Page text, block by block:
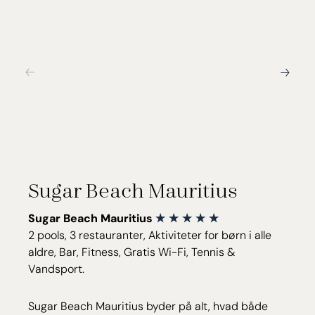
Sugar Beach Mauritius
Sugar Beach Mauritius
2 pools, 3 restauranter, Aktiviteter for børn i alle
aldre, Bar, Fitness, Gratis Wi-Fi, Tennis &
Vandsport.
Sugar Beach Mauritius byder på alt, hvad både